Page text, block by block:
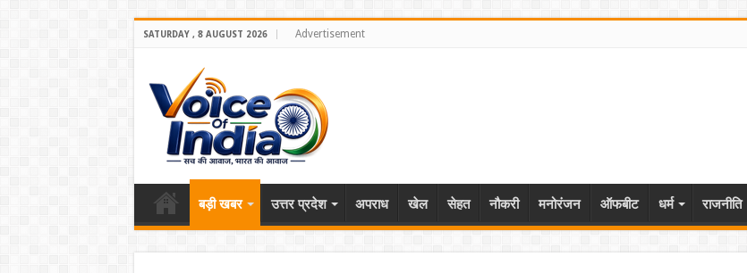
SATURDAY , 8 AUGUST 2026 Advertisement
बड़ी खबर उत्तर प्रदेश अपराध खेल सेहत नौकरी मनोरंजन ऑफबीट धर्म राजनीति